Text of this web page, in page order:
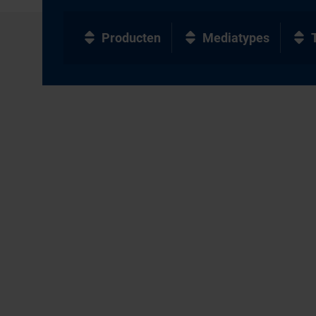
Producten Mediatypes